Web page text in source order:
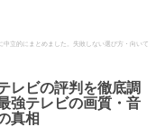
立的にまとめました。失敗しない選び方・向いて
レビの評判を徹底調
強テレビの画質・音
真相